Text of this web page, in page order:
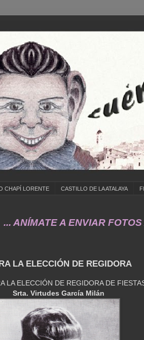
CHAPÍ LORENTE CASTILLO DE LA ATALAYA
A ENVIAR FOTOS
LA ELECCIÓN DE REGIDORA
LA ELECCIÓN DE REGIDORA DE
Srta. Virtudes García Milán